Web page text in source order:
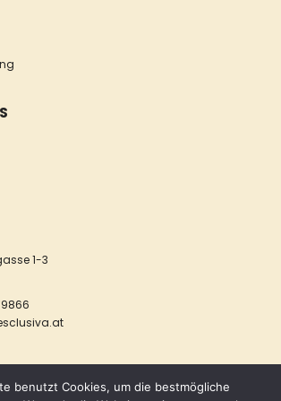
1-3
benutzt Cookies, um die bestmögliche